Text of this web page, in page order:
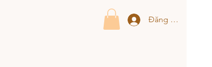
Đăng nhập